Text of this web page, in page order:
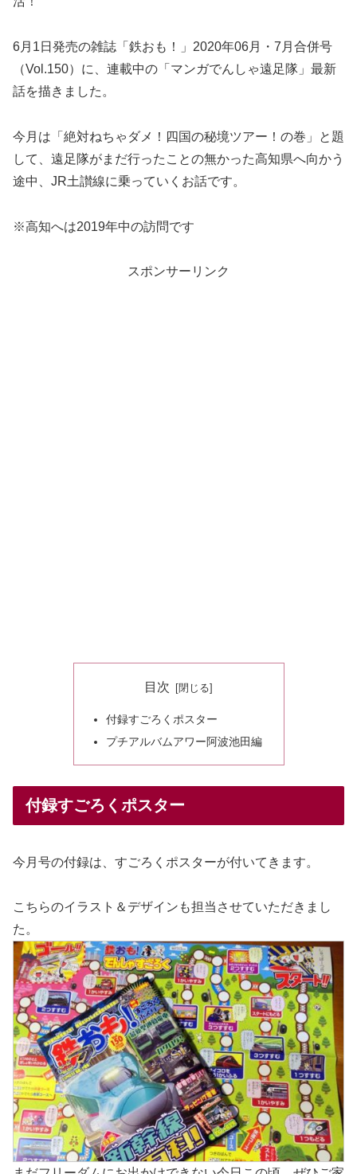
6月1日発売の雑誌「鉄おも！」2020年06月・7月合併号
（Vol.150）に、連載中の「マンガでんしゃ遠足隊」最新
話を描きました。
今月は「絶対ねちゃダメ！四国の秘境ツアー！の巻」と題
して、遠足隊がまだ行ったことの無かった高知県へ向かう
途中、JR土讃線に乗っていくお話です。
※高知へは2019年中の訪問です
スポンサーリンク
目次
付録すごろくポスター
プチアルバムアワー阿波池田編
付録すごろくポスター
今月号の付録は、すごろくポスターが付いてきます。
こちらのイラスト＆デザインも担当させていただきまし
た。